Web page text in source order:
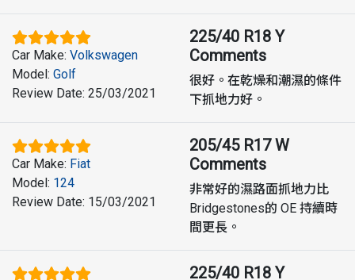
Car Make: Volkswagen
Model: Golf
Review Date: 25/03/2021
225/40 R18 Y
Comments
很好。在乾燥和潮濕的條件
下抓地力好。
Car Make: Fiat
Model: 124
Review Date: 15/03/2021
205/45 R17 W
Comments
非常好的濕路面抓地力比
Bridgestones的 OE 持續時
間更長。
225/40 R18 Y